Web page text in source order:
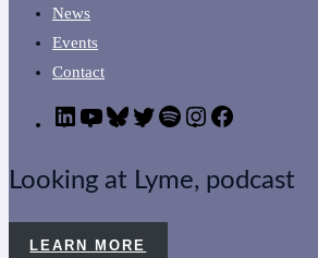
News
Events
Contact
LinkedIn
YouTube
BlueskyTwitterPodcastCanLyme
Instagram
Looking at Lyme, podcast
LEARN MORE